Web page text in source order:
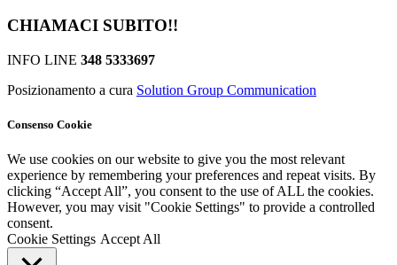
CHIAMACI SUBITO!!
INFO LINE 348 5333697
Posizionamento a cura Solution Group Communication
Consenso Cookie
We use cookies on our website to give you the most relevant
experience by remembering your preferences and repeat visits. By
clicking “Accept All”, you consent to the use of ALL the cookies.
However, you may visit "Cookie Settings" to provide a controlled
consent.
Cookie Settings Accept All